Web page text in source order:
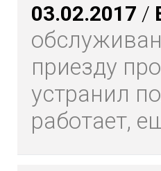
03.02.2017 /
приезду
устранил
работает,